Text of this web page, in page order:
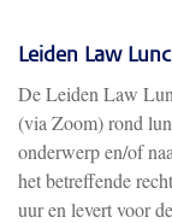
Leiden Law
De Leiden Law
(via Zoom) rond
onderwerp en/of
het betreffende
uur en levert voor